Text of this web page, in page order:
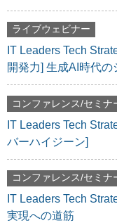
ライブウェビナー
IT Leaders Tech
開発力] 生成AI時代の
コンファレンス/セミナ
IT Leaders Tech
バーハイジーン]
コンファレンス/セミナ
IT Leaders Tech
実現への道筋